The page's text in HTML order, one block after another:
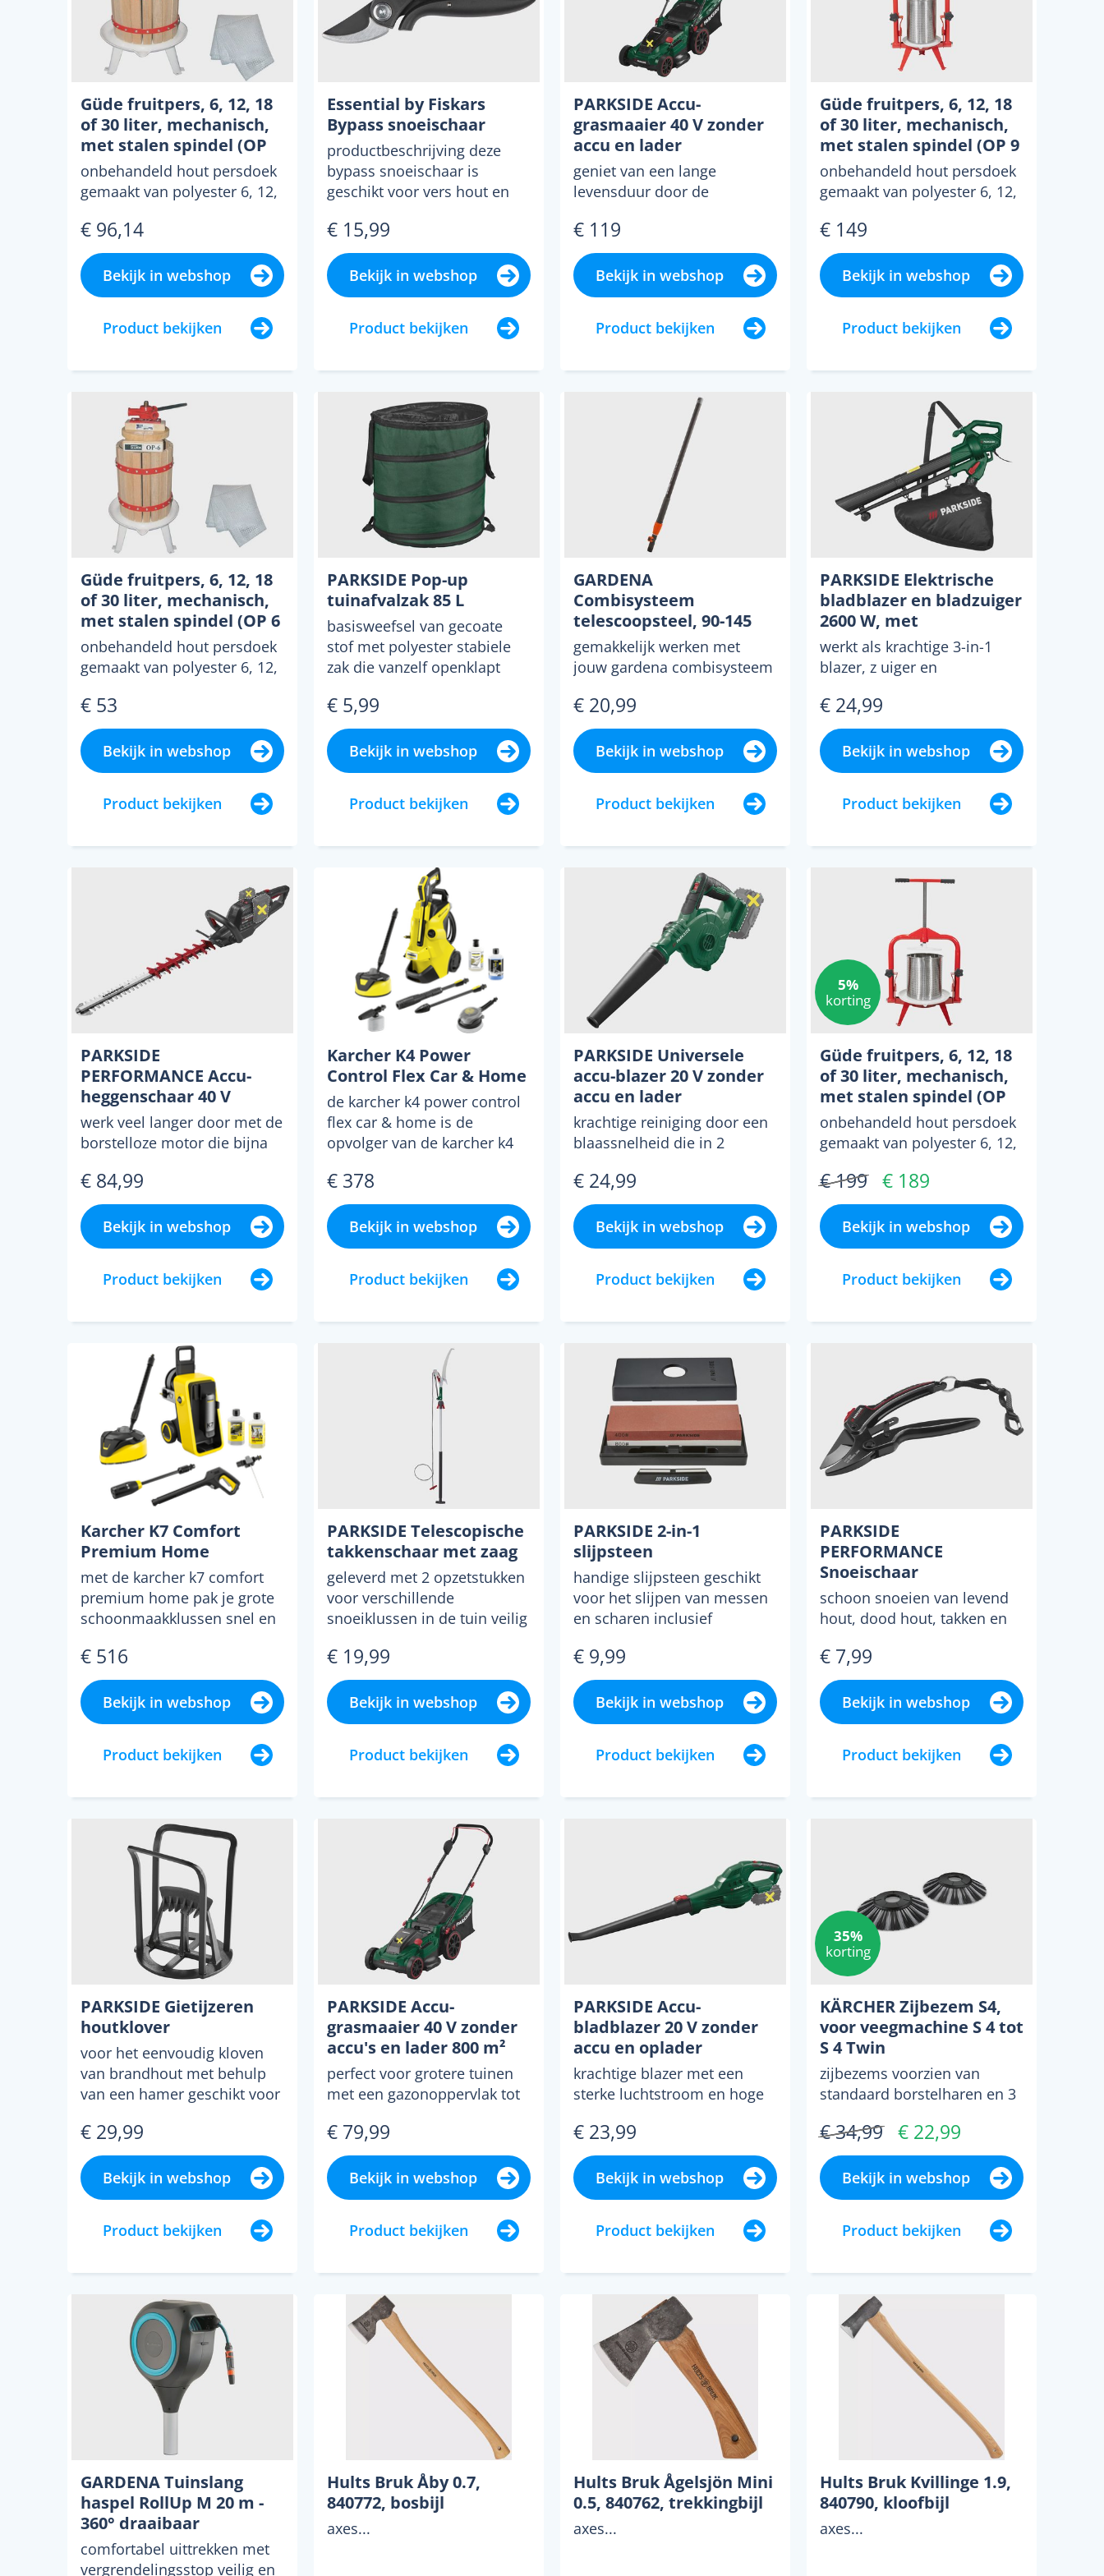
Güde fruitpers, 6, 12, 18
of 30 liter, mechanisch,
met stalen spindel (OP
12 L)
onbehandeld hout persdoek
gemaakt van polyester 6, 12,
persmandinhoud bekken
gelakt ...
€ 96,14
Bekijk in webshop
Product bekijken
Essential by Fiskars
Bypass snoeischaar
productbeschrijving deze
bypass snoeischaar is
geschikt voor vers hout en
€ 15,99
Bekijk in webshop
Product bekijken
PARKSIDE Accu-
grasmaaier 40 V zonder
accu en lader
geniet van een lange
levensduur door de
minder slijtage maai
moeiteloos zwaar...
€ 119
Bekijk in webshop
Product bekijken
Güde fruitpers, 6, 12, 18
of 30 liter, mechanisch,
met stalen spindel (OP 9
L)
onbehandeld hout persdoek
gemaakt van polyester 6, 12,
persmandinhoud bekken
gelakt ...
€ 149
Bekijk in webshop
Product bekijken
Güde fruitpers, 6, 12, 18
of 30 liter, mechanisch,
met stalen spindel (OP 6
L)
onbehandeld hout persdoek
gemaakt van polyester 6, 12,
persmandinhoud bekken
gelakt ...
€ 53
Bekijk in webshop
Product bekijken
PARKSIDE Pop-up
tuinafvalzak 85 L
basisweefsel van gecoate
stof met polyester stabiele
zak die vanzelf openklapt
€ 5,99
Bekijk in webshop
Product bekijken
GARDENA
Combisysteem
telescoopsteel, 90-145
cm
gemakkelijk werken met
jouw gardena combisysteem
trekken van 90 tot 145...
€ 20,99
Bekijk in webshop
Product bekijken
PARKSIDE Elektrische
bladblazer en bladzuiger
2600 W, met
versnipperfunctie
werkt als krachtige 3-in-1
blazer, z uiger en
versnipperfunctie sterke
2600 watt moto...
€ 24,99
Bekijk in webshop
Product bekijken
PARKSIDE
PERFORMANCE Accu-
heggenschaar 40 V
zonder accu en lader
werk veel langer door met de
borstelloze motor die bijna
toerentalstanden via...
€ 84,99
Bekijk in webshop
Product bekijken
Karcher K4 Power
Control Flex Car & Home
de karcher k4 power control
flex car & home is de
opvolger van de karcher k4
€ 378
Bekijk in webshop
Product bekijken
PARKSIDE Universele
accu-blazer 20 V zonder
accu en lader
krachtige reiniging door een
blaassnelheid die in 2
standaard blaaspijp o 52 ...
€ 24,99
Bekijk in webshop
Product bekijken
5%
korting
Güde fruitpers, 6, 12, 18
of 30 liter, mechanisch,
met stalen spindel (OP
14 L)
onbehandeld hout persdoek
gemaakt van polyester 6, 12,
persmandinhoud bekken
gelakt ...
€ 199 € 189
Bekijk in webshop
Product bekijken
Karcher K7 Comfort
Premium Home
met de karcher k7 comfort
premium home pak je grote
schoonmaakklussen snel en
€ 516
Bekijk in webshop
Product bekijken
PARKSIDE Telescopische
takkenschaar met zaag
geleverd met 2 opzetstukken
voor verschillende
snoeiklussen in de tuin veilig
€ 19,99
Bekijk in webshop
Product bekijken
PARKSIDE 2-in-1
slijpsteen
handige slijpsteen geschikt
voor het slijpen van messen
en scharen inclusief
€ 9,99
Bekijk in webshop
Product bekijken
PARKSIDE
PERFORMANCE
Snoeischaar
schoon snoeien van levend
hout, dood hout, takken en
snijkracht met mini...
€ 7,99
Bekijk in webshop
Product bekijken
PARKSIDE Gietijzeren
houtklover
voor het eenvoudig kloven
van brandhout met behulp
van een hamer geschikt voor
€ 29,99
Bekijk in webshop
Product bekijken
PARKSIDE Accu-
grasmaaier 40 V zonder
accu's en lader 800 m²
perfect voor grotere tuinen
met een gazonoppervlak tot
borstelloze technologi...
€ 79,99
Bekijk in webshop
Product bekijken
PARKSIDE Accu-
bladblazer 20 V zonder
accu en oplader
krachtige blazer met een
sterke luchtstroom en hoge
eenvoudig en snel verwij...
€ 23,99
Bekijk in webshop
Product bekijken
35%
korting
KÄRCHER Zijbezem S4,
voor veegmachine S 4 tot
S 4 Twin
zijbezems voorzien van
standaard borstelharen en 3
perfect geschikt voor ...
€ 34,99 € 22,99
Bekijk in webshop
Product bekijken
GARDENA Tuinslang
haspel RollUp M 20 m -
360° draaibaar
comfortabel uittrekken met
vergrendelingsstop veilig en
Hults Bruk Åby 0.7,
840772, bosbijl
axes...
Hults Bruk Ågelsjön Mini
0.5, 840762, trekkingbijl
axes...
Hults Bruk Kvillinge 1.9,
840790, kloofbijl
axes...